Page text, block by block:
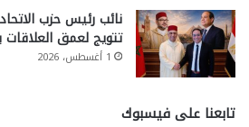
نائب رئيس حزب
تتويج لعمق العلاقات
1 أغسطس، 2026
تابعنا على فيسبوك